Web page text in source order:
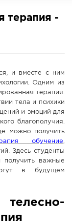
терапия -
и вместе с ним
Одним из
терапия.
тела и психики
и эмоций для
благополучия.
можно получить
обучение,
Здесь студенты
получить важные
в будущем